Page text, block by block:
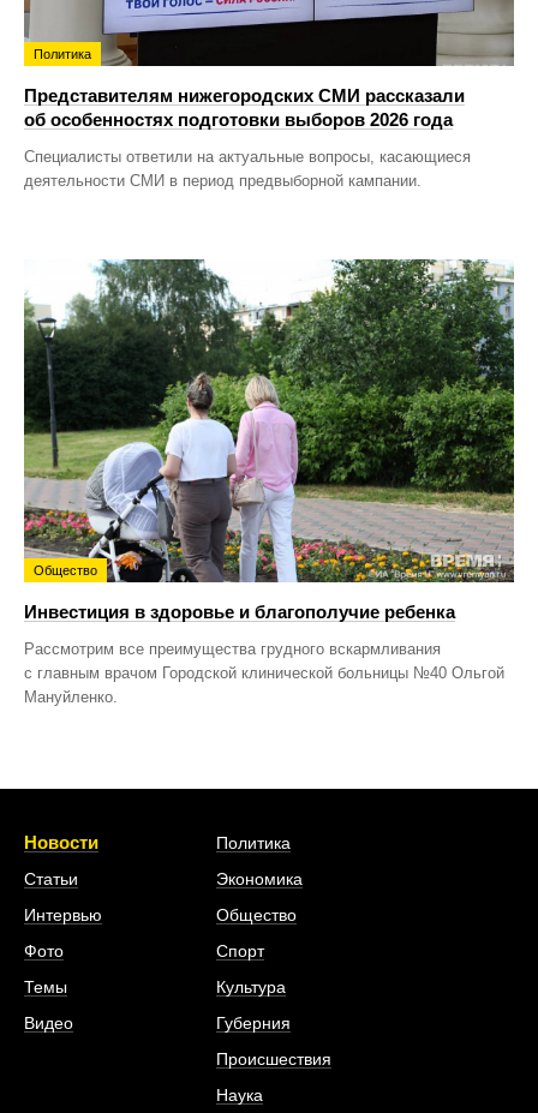
Политика
Представителям нижегородских СМИ рассказали
об особенностях подготовки выборов 2026 года
Специалисты ответили на актуальные вопросы, касающиеся
деятельности СМИ в период предвыборной кампании.
Общество
Инвестиция в здоровье и благополучие ребенка
Рассмотрим все преимущества грудного вскармливания
с главным врачом Городской клинической больницы №40 Ольгой
Мануйленко.
Новости
Статьи
Интервью
Фото
Темы
Видео
Политика
Экономика
Общество
Спорт
Культура
Губерния
Происшествия
Наука